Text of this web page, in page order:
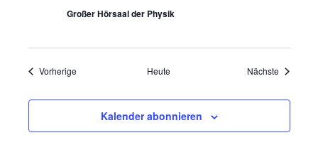
Großer Hörsaal der Physik
VorherigeVeranstaltungen Heute Nächste
Kalender abonnieren